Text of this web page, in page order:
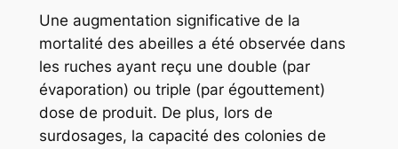
Une augmentation significative de la
mortalité des abeilles a été observée dans
les ruches ayant reçu une double (par
évaporation) ou triple (par égouttement)
dose de produit. De plus, lors de
surdosages, la capacité des colonies de